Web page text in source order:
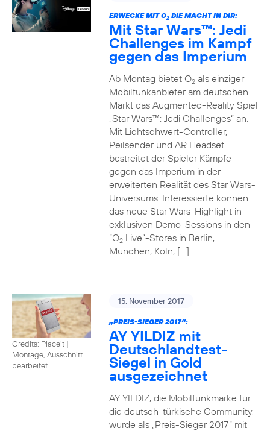
ERWECKE MIT O2DIE MACHT IN DIR:
Mit Star Wars™: Jedi
Challenges im Kampf
gegen das Imperium
Ab Montag bietet O2als einziger
Mobilfunkanbieter am deutschen
Markt das Augmented-Reality Spiel
„Star Wars™: Jedi Challenges“ an.
Mit Lichtschwert-Controller,
Peilsender und AR Headset
bestreitet der Spieler Kämpfe
gegen das Imperium in der
erweiterten Realität des Star Wars-
Universums. Interessierte können
das neue Star Wars-Highlight in
exklusiven Demo-Sessions in den
“O2Live“-Stores in Berlin,
München, Köln, […]
Credits: Placeit |
Montage, Ausschnitt
bearbeitet
15. November 2017
„PREIS-SIEGER 2017“:
AY YILDIZ mit
Deutschlandtest-
Siegel in Gold
ausgezeichnet
AY YILDIZ, die Mobilfunkmarke für
die deutsch-türkische Community,
wurde als „Preis-Sieger 2017“ mit